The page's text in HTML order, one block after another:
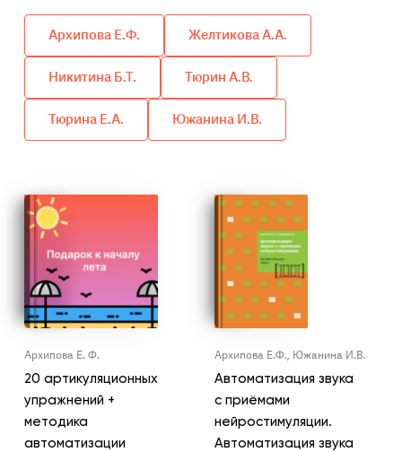
Архипова Е.Ф. Желтикова А.А.
Никитина Б.Т. Тюрин А.В.
Тюрина Е.А. Южанина И.В.
Архипова Е. Ф.
20 артикуляционных
упражнений +
методика
автоматизации
Архипова Е.Ф., Южанина И.В.
Автоматизация звука
с приёмами
нейростимуляции.
Автоматизация звука